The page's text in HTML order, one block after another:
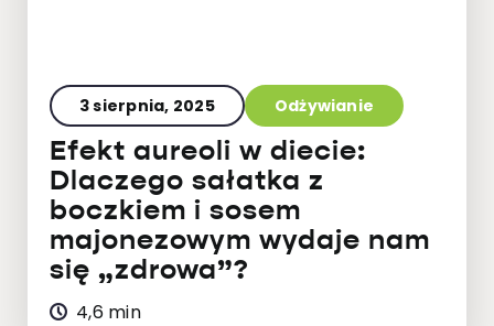
3 sierpnia, 2025 Odżywianie
Efekt aureoli w diecie:
Dlaczego sałatka z
boczkiem i sosem
majonezowym wydaje nam
się „zdrowa”?
4,6 min